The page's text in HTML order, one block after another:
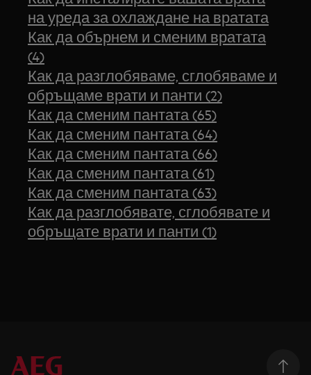
на уреда за охлаждане на вратата
Как да обърнем и сменим вратата
(4)
Как да разглобяваме, сглобяваме и
обръщаме врати и панти (2)
Как да сменим пантата (65)
Как да сменим пантата (64)
Как да сменим пантата (66)
Как да сменим пантата (61)
Как да сменим пантата (63)
Как да разглобявате, сглобявате и
обръщате врати и панти (1)